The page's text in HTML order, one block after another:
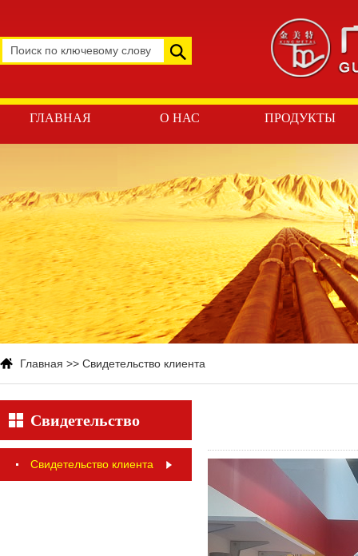
ГЛАВНАЯ О НАС ПРОДУКТЫ
Главная >> Свидетельство клиента
Свидетельство
клиента
Свидетельство клиента